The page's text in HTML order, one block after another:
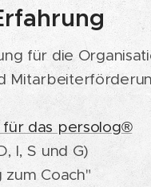
für die
das persolog®
I, S und G)
Coach"